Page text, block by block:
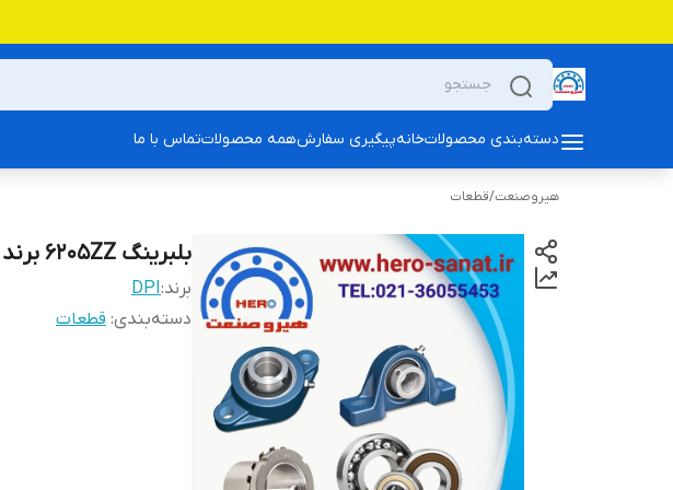
دسته‌بندی محصولاتخانهپیگیری سفارشهمه محصولاتتماس با ما
هیروصنعت/قطعات
بلبرینگ 6205ZZ برند DPI
برند:DPI
دسته‌بندی: قطعات